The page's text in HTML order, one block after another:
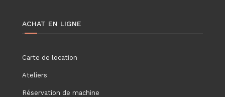
ACHAT EN LIGNE
Carte de location
Ateliers
Réservation de machine